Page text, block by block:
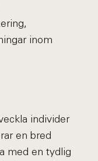
inom
individer
en bred
med en tydlig